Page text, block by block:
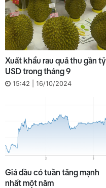
Xuất khẩu rau quả thu gần tỷ
USD trong tháng 9
15:42 | 16/10/2024
Giá dầu có tuần tăng mạnh
nhất một năm